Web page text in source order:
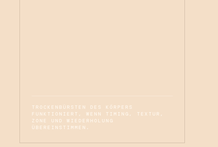
TROCKENBÜRSTEN DES KÖRPERS
FUNKTIONIERT, WENN TIMING, TEXTUR,
ZONE UND WIEDERHOLUNG
ÜBEREINSTIMMEN.